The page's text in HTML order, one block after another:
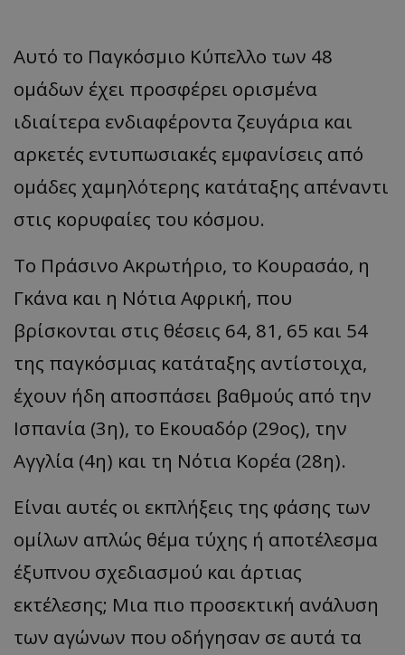
Αυτό το Παγκόσμιο Κύπελλο των 48
ομάδων έχει προσφέρει ορισμένα
ιδιαίτερα ενδιαφέροντα ζευγάρια και
αρκετές εντυπωσιακές εμφανίσεις από
ομάδες χαμηλότερης κατάταξης απέναντι
στις κορυφαίες του κόσμου.
Το Πράσινο Ακρωτήριo, το Κουρασάο, η
Γκάνα και η Νότια Αφρική, που
βρίσκονται στις θέσεις 64, 81, 65 και 54
της παγκόσμιας κατάταξης αντίστοιχα,
έχουν ήδη αποσπάσει βαθμούς από την
Ισπανία (3η), το Eκουαδόρ (29ος), την
Αγγλία (4η) και τη Νότια Κορέα (28η).
Είναι αυτές οι εκπλήξεις της φάσης των
ομίλων απλώς θέμα τύχης ή αποτέλεσμα
έξυπνου σχεδιασμού και άρτιας
εκτέλεσης; Μια πιο προσεκτική ανάλυση
των αγώνων που οδήγησαν σε αυτά τα